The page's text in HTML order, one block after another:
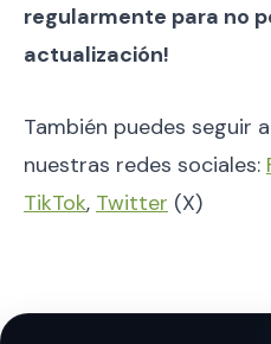
regularmente para no
actualización!
También puedes seguir a
nuestras redes sociales:
TikTok, Twitter (X)